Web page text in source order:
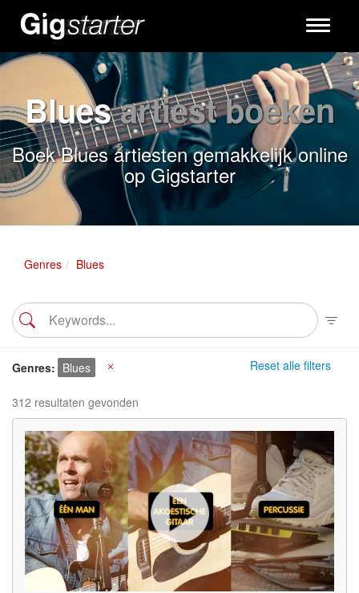
Toggle
Bluesartiest boeken
Boek Blues artiesten gemakkelijk online
op Gigstarter
Genres Blues
Reset alle filters
Genres Blues
312 resultaten gevonden